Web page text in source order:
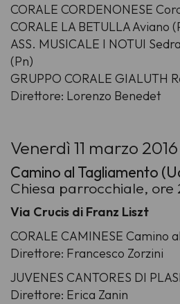
CORALE CORDENONESE
CORALE LA BETULLA Aviano
ASS. MUSICALE I NOTUI
(Pn)
GRUPPO CORALE GIALUTH
Direttore: Lorenzo Benedet
Venerdì 11 marzo 2016
Camino al Tagliamento
Chiesa parrocchiale, ore
Via Crucis di Franz Liszt
CORALE CAMINESE Camino
Direttore: Francesco Zorzini
JUVENES CANTORES DI
Direttore: Erica Zanin